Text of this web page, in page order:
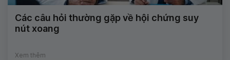
Các câu hỏi thường gặp về hội chứng suy
nút xoang
Xem thêm